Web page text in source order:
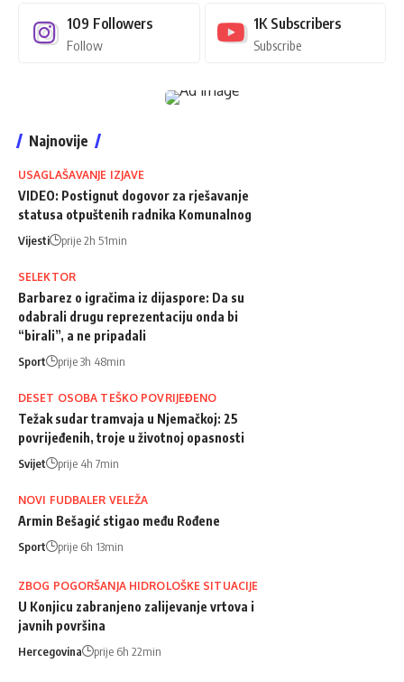
109 Followers
Follow
1K Subscribers
Subscribe
Najnovije
USAGLAŠAVANJE IZJAVE
VIDEO: Postignut dogovor za rješavanje
statusa otpuštenih radnika Komunalnog
Vijesti prije 2h 51min
SELEKTOR
Barbarez o igračima iz dijaspore: Da su
odabrali drugu reprezentaciju onda bi
“birali”, a ne pripadali
Sport prije 3h 48min
DESET OSOBA TEŠKO POVRIJEĐENO
Težak sudar tramvaja u Njemačkoj: 25
povrijeđenih, troje u životnoj opasnosti
Svijet prije 4h 7min
NOVI FUDBALER VELEŽA
Armin Bešagić stigao među Rođene
Sport prije 6h 13min
ZBOG POGORŠANJA HIDROLOŠKE SITUACIJE
U Konjicu zabranjeno zalijevanje vrtova i
javnih površina
Hercegovina prije 6h 22min